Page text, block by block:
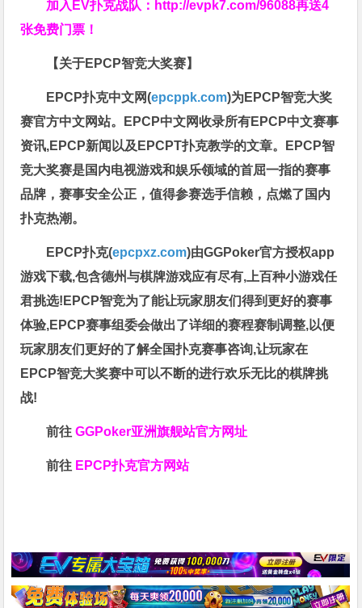
加入EV扑克战队： http://evpk7.com/96088再送4
张免费门票！
【关于EPCP智竞大奖赛】
EPCP扑克中文网(epcppk.com)为EPCP智竞大奖
赛官方中文网站。EPCP中文网收录所有EPCP中文赛事
资讯,EPCP新闻以及EPCPT扑克教学的文章。EPCP智
竞大奖赛是国内电视游戏和娱乐领域的首屈一指的赛事
品牌，赛事安全公正，值得参赛选手信赖，点燃了国内
扑克热潮。
EPCP扑克(epcpxz.com)由GGPoker官方授权app
游戏下载,包含德州与棋牌游戏应有尽有,上百种小游戏任
君挑选!EPCP智竞为了能让玩家朋友们得到更好的赛事
体验,EPCP赛事组委会做出了详细的赛程赛制调整,以便
玩家朋友们更好的了解全国扑克赛事咨询,让玩家在
EPCP智竞大奖赛中可以不断的进行欢乐无比的棋牌挑
战!
前往GGPoker亚洲旗舰站官方网址
前往 EPCP扑克官方网站